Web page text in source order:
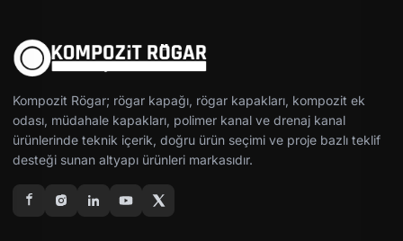
Kompozit Rögar; rögar kapağı, rögar kapakları, kompozit ek
odası, müdahale kapakları, polimer kanal ve drenaj kanal
ürünlerinde teknik içerik, doğru ürün seçimi ve proje bazlı teklif
desteği sunan altyapı ürünleri markasıdır.